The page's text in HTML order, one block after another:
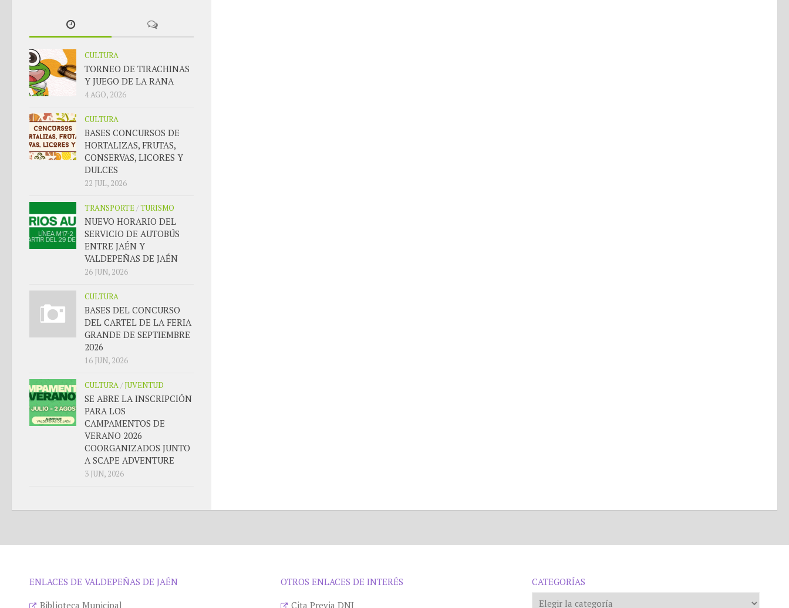
CULTURA
TORNEO DE TIRACHINAS
Y JUEGO DE LA RANA
4 AGO, 2026
CULTURA
BASES CONCURSOS DE
HORTALIZAS, FRUTAS,
CONSERVAS, LICORES Y
DULCES
22 JUL, 2026
TRANSPORTE/TURISMO
NUEVO HORARIO DEL
SERVICIO DE AUTOBÚS
ENTRE JAÉN Y
VALDEPEÑAS DE JAÉN
26 JUN, 2026
CULTURA
BASES DEL CONCURSO
DEL CARTEL DE LA FERIA
GRANDE DE SEPTIEMBRE
2026
16 JUN, 2026
CULTURA/JUVENTUD
SE ABRE LA INSCRIPCIÓN
PARA LOS
CAMPAMENTOS DE
VERANO 2026
COORGANIZADOS JUNTO
A SCAPE ADVENTURE
3 JUN, 2026
ENLACES DE VALDEPEÑAS DE JAÉN
Biblioteca Municipal
OTROS ENLACES DE INTERÉS
Cita Previa DNI
CATEGORÍAS
Categorías